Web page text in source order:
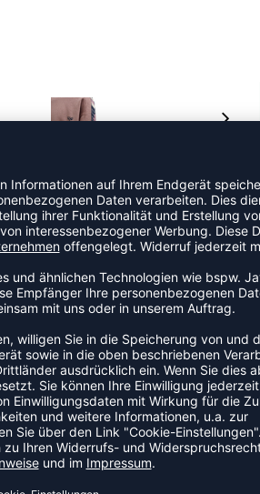
hmlZOE SWEATSHIRT ist cool und
Baumwolle nach STANDARD 100
auf der Haut garantiert.
Winkelband auf den Ärmeln trägt